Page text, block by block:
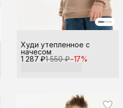
1 287 ₽1 550 ₽−17%
Худи утепленное с
начесом